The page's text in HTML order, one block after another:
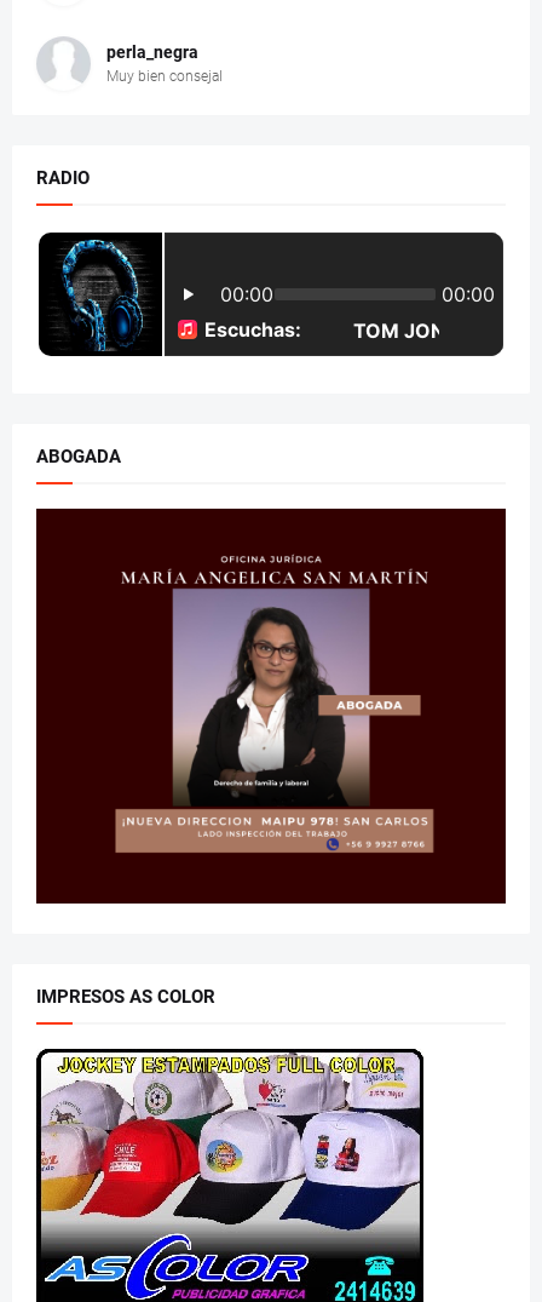
perla_negra
Muy bien consejal
RADIO
ABOGADA
IMPRESOS AS COLOR